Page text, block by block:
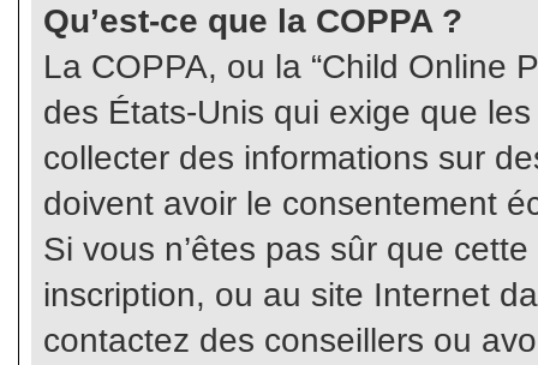
Qu’est-ce que la COPPA ?
La COPPA, ou la “Child Online
des États-Unis qui exige que
collecter des informations sur
doivent avoir le consentement
Si vous n’êtes pas sûr que
inscription, ou au site Internet
contactez des conseillers ou